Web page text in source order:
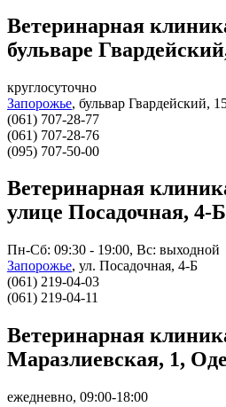
Ветеринарная
бульваре
круглосуточно
Запорожье, бульвар Гвардейский,
(061) 707-28-77
(061) 707-28-76
(095) 707-50-00
Ветеринарная
улице Посадочная, 4-
Пн-Сб: 09:30 - 19:00, Вс: выходной
Запорожье, ул. Посадочная, 4-Б
(061) 219-04-03
(061) 219-04-11
Ветеринарная
Маразлиевская, 1,
ежедневно, 09:00-18:00